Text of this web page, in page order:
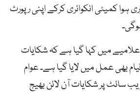
کمیٹی انکوائری کرکے اپنی رپورٹ
میں کہا گیا ہے کہ شکایات
بھی عمل میں لایا گیا ہے۔ عوام
سائٹ پر شکایات آن لائن بھیج